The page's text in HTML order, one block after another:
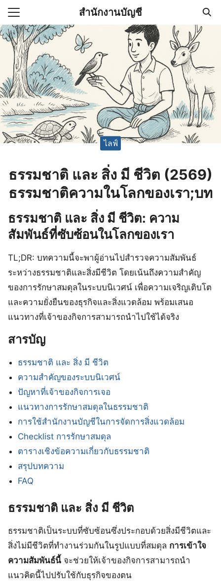
Skip
content
สำนักงานบัญชี
(ไม่มีชื่อ)
านบัญชี (Accounting
ช่วยสำคัญในการบริหาร
Search
for:
ไลฟ์
ธรรมชาติ และ สิ่ง มี ชีวิต (2569)
ธรรมชาติความในโลกของเรา;บท
ธรรมชาติ และ สิ่ง มี ชีวิต: ความ
สัมพันธ์ที่ซับซ้อนในโลกของเรา
TL;DR: บทความนี้จะพาผู้อ่านไปสำรวจความสัมพันธ์
ระหว่างธรรมชาติและสิ่งมีชีวิต โดยเน้นถึงความสำคัญ
ของการรักษาสมดุลในระบบนิเวศน์ เพื่อความเจริญเติบโต
และความยั่งยืนของธุรกิจและสิ่งแวดล้อม พร้อมเสนอ
แนวทางที่เจ้าของกิจการสามารถนำไปใช้ได้จริง
สารบัญ
ธรรมชาติ และ สิ่ง มี ชีวิต
ความสำคัญของระบบนิเวศน์
ปัญหาที่เจ้าของกิจการเจอ
แนวทางการรักษาสมดุลในธรรมชาติ
การใช้สำนักงานบัญชีในการจัดการสิ่งแวดล้อม
Checklist การรักษาสมดุล
ตารางเชิงข้อความเกี่ยวกับธรรมชาติ
สรุปบทความ
FAQ
ธรรมชาติ และ สิ่ง มี ชีวิต
ธรรมชาติเป็นระบบที่ซับซ้อนซึ่งประกอบด้วยสิ่งมีชีวิตและ
สิ่งไม่มีชีวิตที่ทำงานร่วมกันในรูปแบบที่สมดุล การเข้าใจ
ความสัมพันธ์นี้ จะช่วยให้เจ้าของกิจการสามารถนำ
แนวคิดนี้ไปปรับใช้กับธุรกิจของตน